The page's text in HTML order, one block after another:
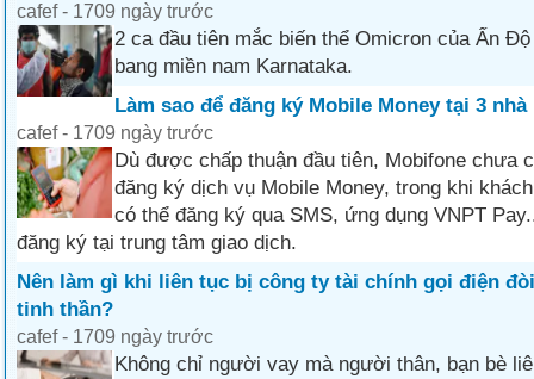
cafef - 1709 ngày trước
2 ca đầu tiên mắc biến thể Omicron của Ấn
bang miền nam Karnataka.
Làm sao để đăng ký Mobile Money tại 3 nhà
cafef - 1709 ngày trước
Dù được chấp thuận đầu tiên, Mobifone chưa
đăng ký dịch vụ Mobile Money, trong khi
có thể đăng ký qua SMS, ứng dụng VNPT
đăng ký tại trung tâm giao dịch.
Nên làm gì khi liên tục bị công ty tài chính gọi điện
tinh thần?
cafef - 1709 ngày trước
Không chỉ người vay mà người thân, bạn bè